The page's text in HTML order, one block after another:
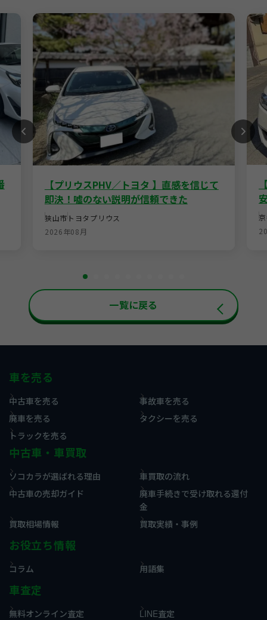
【プリウスPHV／トヨタ 】直感を信じて
即決！嘘のない説明が信頼できた
狭山市 トヨタ プリウス
2026年08月
一覧に戻る
車を売る
中古車を売る
事故車を売る
廃車を売る
タクシーを売る
トラックを売る
中古車・車買取
ソコカラが選ばれる理由
車買取の流れ
中古車の売却ガイド
廃車手続きで受け取れる還付
金
買取相場情報
買取実績・事例
お役立ち情報
コラム 用語集
車査定
無料オンライン査定
LINE査定